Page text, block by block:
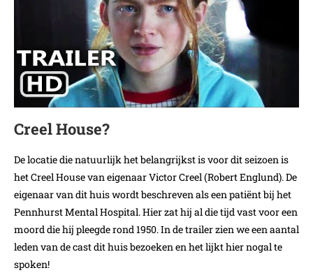
Creel House?
De locatie die natuurlijk het belangrijkst is voor dit seizoen is
het Creel House van eigenaar Victor Creel (Robert Englund). De
eigenaar van dit huis wordt beschreven als een patiënt bij het
Pennhurst Mental Hospital. Hier zat hij al die tijd vast voor een
moord die hij pleegde rond 1950. In de trailer zien we een aantal
leden van de cast dit huis bezoeken en het lijkt hier nogal te
spoken!